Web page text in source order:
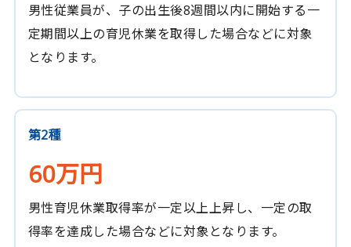
男性従業員が、子の出生後8週間以内に開始する一
定期間以上の育児休業を取得した場合などに対象
となります。
第2種
60万円
男性育児休業取得率が一定以上上昇し、一定の取
得率を達成した場合などに対象となります。